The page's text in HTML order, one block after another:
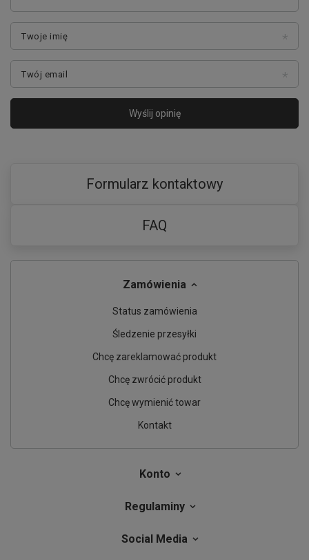
Twoje imię
Twój email
Wyślij opinię
Formularz kontaktowy
FAQ
Zamówienia
Status zamówienia
Śledzenie przesyłki
Chcę zareklamować produkt
Chcę zwrócić produkt
Chcę wymienić towar
Kontakt
Konto
Regulaminy
Social Media